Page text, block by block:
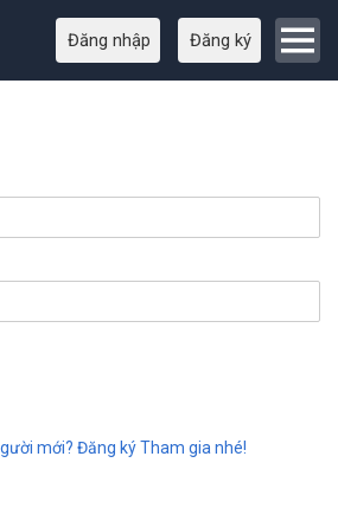
Đăng nhập Đăng ký
mới? Đăng ký Tham gia nhé!